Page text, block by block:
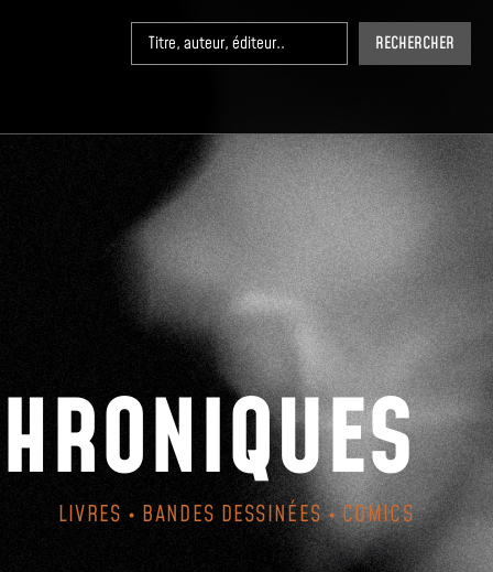
RECHERCHER
LIVRES • BANDES DESSINÉES • COMICS